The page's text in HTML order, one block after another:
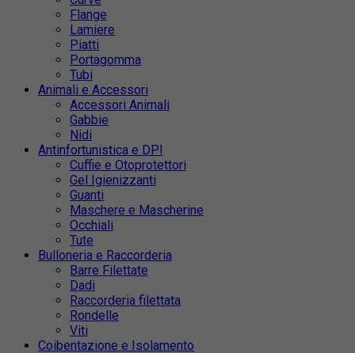
Flange
Lamiere
Piatti
Portagomma
Tubi
Animali e Accessori
Accessori Animali
Gabbie
Nidi
Antinfortunistica e DPI
Cuffie e Otoprotettori
Gel Igienizzanti
Guanti
Maschere e Mascherine
Occhiali
Tute
Bulloneria e Raccorderia
Barre Filettate
Dadi
Raccorderia filettata
Rondelle
Viti
Coibentazione e Isolamento